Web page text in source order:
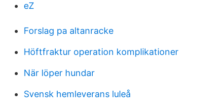
eZ
Forslag pa altanracke
Höftfraktur operation komplikationer
När löper hundar
Svensk hemleverans luleå